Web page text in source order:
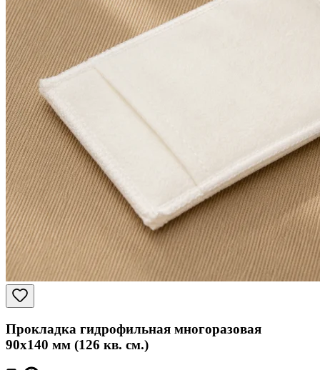
Прокладка гидрофильная многоразовая
90x140 мм (126 кв. см.)